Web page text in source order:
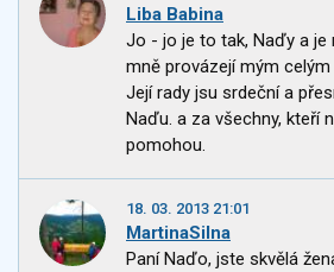
Liba Babina
Jo - jo je to tak, Naďy a je
mně provázejí mým celým
Její rady jsu srdeční a
Naďu. a za všechny, kteří
pomohou.
18. 03. 2013 21:01
MartinaSilna
Paní Naďo, jste skvělá